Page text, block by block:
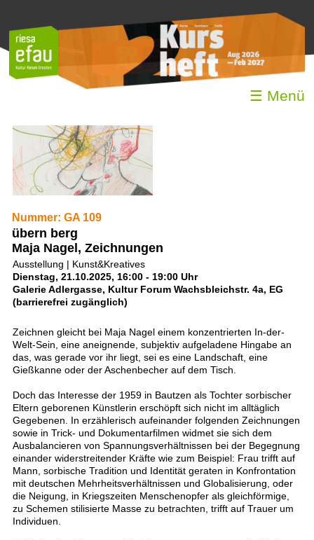
☰ Menü
Nummer: GA 109
übern berg
Maja Nagel, Zeichnungen
Ausstellung | Kunst&Kreatives
Dienstag, 21.10.2025, 16:00 - 19:00 Uhr
Galerie Adlergasse, Kultur Forum Wachsbleichstr. 4a, EG
(barrierefrei zugänglich)
Zeichnen gleicht bei Maja Nagel einem konzentrierten In-der-
Welt-Sein, eine aneignende, subjektiv aufgeladene Hingabe an
das, was gerade vor ihr liegt, sei es eine Landschaft, eine
Gießkanne oder der Aschenbecher auf dem Tisch.
Doch das Interesse der 1959 in Bautzen als Tochter sorbischer
Eltern geborenen Künstlerin erschöpft sich nicht im alltäglich
Gegebenen. In erzählerisch aufeinander folgenden Zeichnungen
sowie in Trick- und Dokumentarfilmen widmet sie sich dem
Ausbalancieren von Spannungsverhältnissen bei der Begegnung
einander widerstreitender Kräfte wie zum Beispiel: Frau trifft auf
Mann, sorbische Tradition und Identität geraten in Konfrontation
mit deutschen Mehrheitsverhältnissen und Globalisierung, oder
die Neigung, in Kriegszeiten Menschenopfer als gleichförmige,
zu Schemen stilisierte Masse zu betrachten, trifft auf Trauer um
Individuen.